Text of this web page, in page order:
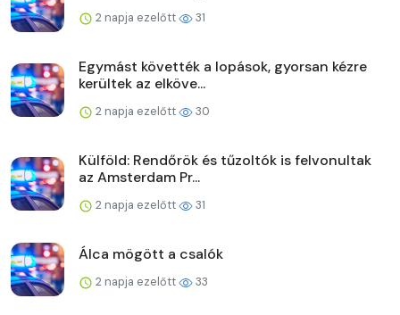
2 napja ezelőtt 31
Egymást követték a lopások, gyorsan kézre
kerültek az elköve...
2 napja ezelőtt 30
Külföld: Rendőrök és tűzoltók is felvonultak
az Amsterdam Pr...
2 napja ezelőtt 31
Álca mögött a csalók
2 napja ezelőtt 33